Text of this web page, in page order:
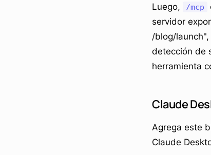
Luego, /mcp
servidor
/blog/
detección de
herramienta
Claude
Agrega este
Claude